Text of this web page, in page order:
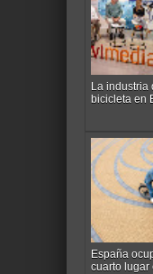
La industria
bicicleta en
España
cuarto lugar